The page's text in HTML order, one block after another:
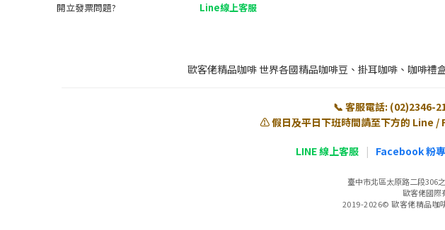
開立發票問題?
Line線上客服
歐客佬精品咖啡 世界各國精品咖啡豆、掛耳咖啡、咖啡
📞 客服電話: (02)2346-
⚠️ 假日及平日下班時間請至下方的 Line /
LINE 線上客服 | Facebook 粉專
臺中市北區太原路二段306
歐客佬國際
2019-2026© 歐客佬精品咖